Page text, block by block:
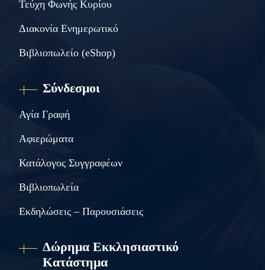
Τεύχη Φωνής Κυρίου
Διακονία Ενημερωτικό
Βιβλιοπωλείο (eShop)
Σύνδεσμοι
Αγία Γραφή
Αφιερώματα
Κατάλογος Συγγραφέων
Βιβλιοπωλεία
Εκδηλώσεις – Παρουσιάσεις
Δώρημα Εκκλησιαστικό
Κατάστημα